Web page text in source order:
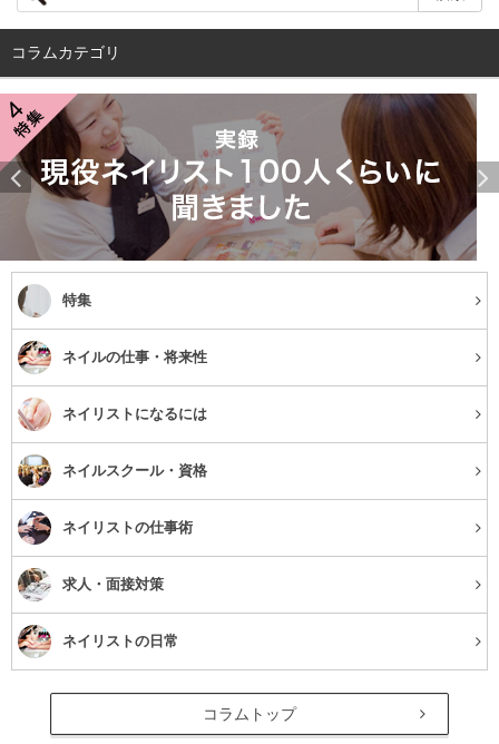
ではそもそも、どうして独学でのネイルの勉強、資格の取
得は難しいのでしょうか？
以下のような独学ならではデメリットが関係していると考
えられます。
直接技術指導を受ける事ができない
ネイルアートは非常に高度な技術が必要とされます。
これはやはり、参考書やDVDを見て全てが理解できるも
のではないので、講師からの指導を直接受けられるスクー
ルとでは身につく技術の質・スピード共に大きく劣ってし
まいます。
疑問をすぐに解決できない
コラムカテゴリ
特集
ネイルの仕事・将来性
ネイリストになるには
ネイルスクール・資格
ネイリストの仕事術
求人・面接対策
ネイリストの日常
コラムトップ